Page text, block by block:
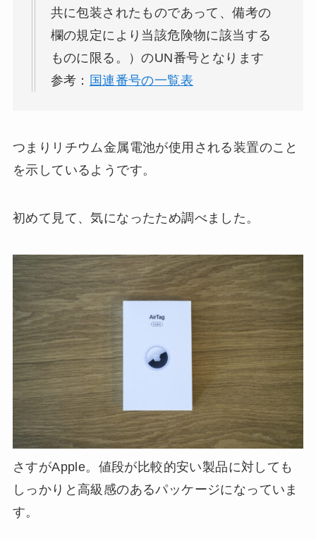
共に包装されたものであって、備考の
欄の規定により当該危険物に該当する
ものに限る。）のUN番号となります
参考： 国連番号の一覧表
つまりリチウム金属電池が使用される装置のこと
を示しているようです。
初めて見て、気になったため調べました。
さすがApple。値段が比較的安い製品に対しても
しっかりと高級感のあるパッケージになっていま
す。